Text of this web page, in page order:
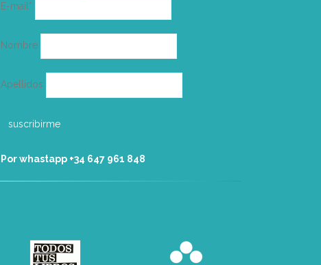
E-mail*
electrónico
Nombre
Apellidos
Por whastapp +34 ‭647 961 848‬